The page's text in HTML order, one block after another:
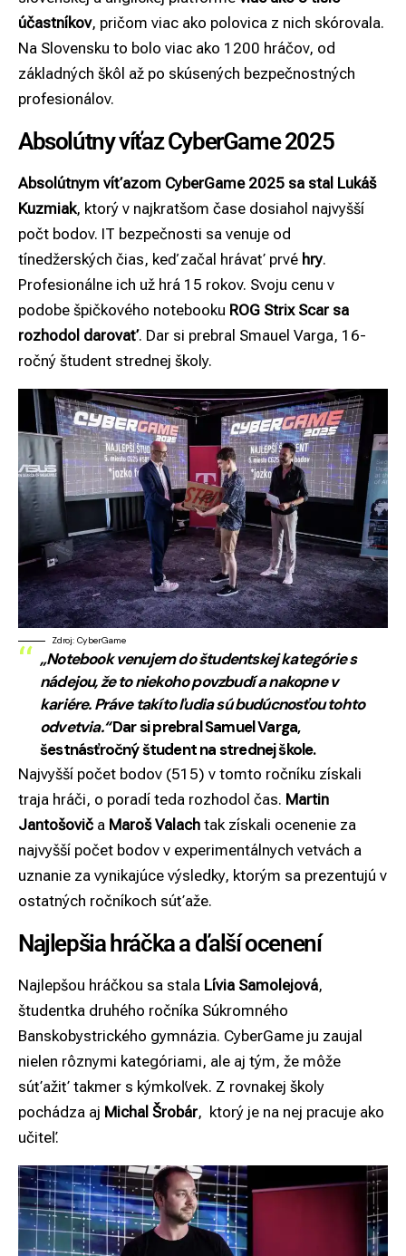
účastníkov, pričom viac ako polovica z nich skórovala.
Na Slovensku to bolo viac ako 1200 hráčov, od
základných škôl až po skúsených bezpečnostných
profesionálov.
Absolútny víťaz CyberGame 2025
Absolútnym víťazom CyberGame 2025 sa stal Lukáš
Kuzmiak, ktorý v najkratšom čase dosiahol najvyšší
počt bodov. IT bezpečnosti sa venuje od
tínedžerských čias, keď začal hrávať prvé hry.
Profesionálne ich už hrá 15 rokov. Svoju cenu v
podobe špičkového notebooku ROG Strix Scar sa
rozhodol darovať. Dar si prebral Smauel Varga, 16-
ročný študent strednej školy.
Zdroj: CyberGame
„Notebook venujem do študentskej kategórie s
nádejou, že to niekoho povzbudí a nakopne v
kariére. Práve takíto ľudia sú budúcnosťou tohto
odvetvia.“Dar si prebral Samuel Varga,
šestnásťročný študent na strednej škole.
Najvyšší počet bodov (515) v tomto ročníku získali
traja hráči, o poradí teda rozhodol čas. Martin
Jantošovič a Maroš Valach tak získali ocenenie za
najvyšší počet bodov v experimentálnych vetvách a
uznanie za vynikajúce výsledky, ktorým sa prezentujú v
ostatných ročníkoch súťaže.
Najlepšia hráčka a ďalší ocenení
Najlepšou hráčkou sa stala Lívia Samolejová,
študentka druhého ročníka Súkromného
Banskobystrického gymnázia. CyberGame ju zaujal
nielen rôznymi kategóriami, ale aj tým, že môže
súťažiť takmer s kýmkoľvek. Z rovnakej školy
pochádza aj Michal Šrobár, ktorý je na nej pracuje ako
učiteľ.